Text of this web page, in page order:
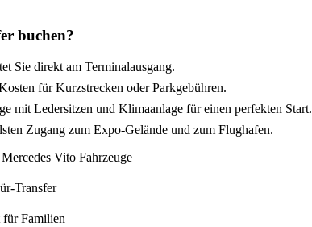
buchen?
Sie direkt am Terminalausgang.
für Kurzstrecken oder Parkgebühren.
mit Ledersitzen und Klimaanlage für einen perfekten Start.
Zugang zum Expo-Gelände und zum Flughafen.